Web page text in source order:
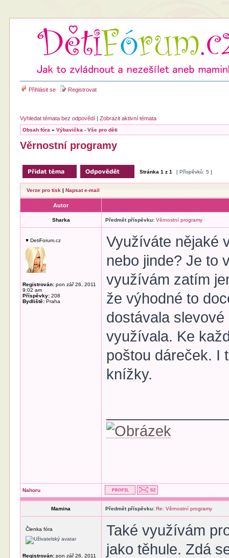
Přihlásit se Registrovat
Vyhledat témata bez odpovědí |Zobrazit aktivní témata
Obsah fóra »Výbavička - Vše pro děti
Věrnostní programy
Stránka1 z1 [ Příspěvků: 5 ]
Verze pro tisk |Napsat e-mail
Autor
Sharka Předmět příspěvku: Věrnostní programy
♥ DetiForum.cz
Registrován: pon zář 26, 2011
9:02 am
Příspěvky: 208
Bydliště: Praha
Využíváte nějaké
nebo jinde? Je to
využívám zatím
že výhodné to
dostávala
využívala. Ke
poštou dáreček. I
knížky.
Nahoru
Mamina Předmět příspěvku: Re: Věrnostní programy
Členka fóra
Registrován: pon zář 26, 2011
Také využívám
jako těhule. Zdá